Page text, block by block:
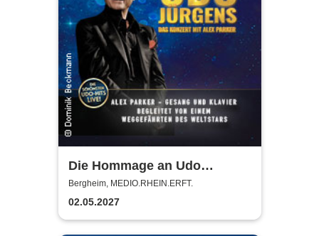
Die Hommage an Udo
Jürgens - Das Konzert mit
Alex Parker
Bergheim, MEDIO.RHEIN.ERFT.
02.05.2027